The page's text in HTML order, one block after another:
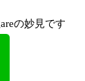
の妙見です